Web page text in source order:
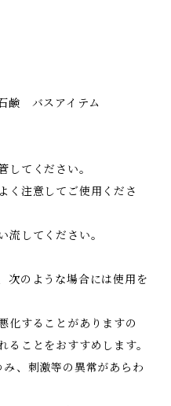
鹸 バスアイテム
てください。
く注意してご使用くださ
してください。
次のような場合には使用を
化することがありますの
ことをおすすめします。
み、刺激等の異常があらわ